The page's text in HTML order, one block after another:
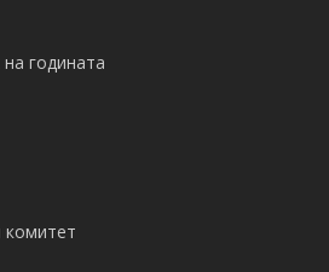
годината
комитет